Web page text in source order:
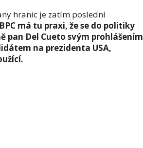
hranic je zatím poslední
má tu praxi, že se do politiky
pan Del Cueto svým prohlášením
na prezidenta USA,